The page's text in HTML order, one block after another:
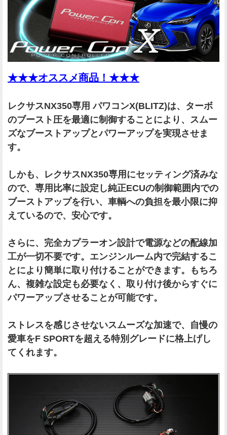
★★★オススメ商品！★★★
レクサスNX350専用 パワコンX(BLITZ)は、ターボ
のブースト圧を最適に制御することにより、スムー
ズなブーストアップとパワーアップを実現させま
す。
しかも、レクサスNX350専用にセッティング済みな
ので、専用比率に設定し純正ECUの制御範囲内での
ブーストアップを行い、車輌への負担を最小限に抑
えているので、安心です。
さらに、完全カプラーオン設計で電源などの配線加
工が一切不要です。エンジンルーム内で完結するこ
とにより簡単に取り付けることができます。もちろ
ん、複雑な設定も必要なく、取り付け後からすぐに
パワーアップさせることが可能です。
ストレスを感じさせないスムーズな加速で、自慢の
愛車をF SPORTを超える特別グレードに格上げし
てくれます。